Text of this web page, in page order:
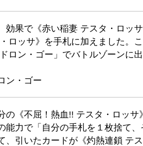
効果で《赤い稲妻 テスタ・ロッ
ロッサ》を手札に加えました。
ロン・ゴー」でバトルゾーンに
ン・ゴー
の《不屈！熱血!! テスタ・ロッサ
力で「自分の手札を１枚捨て、
、引いたカードが《灼熱連鎖 テ